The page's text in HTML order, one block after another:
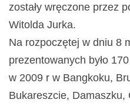
zostały wręczone przez
Witolda Jurka.
Na rozpoczętej w dniu 8
prezentowanych było
w 2009 r w Bangkoku,
Bukareszcie, Damaszku,